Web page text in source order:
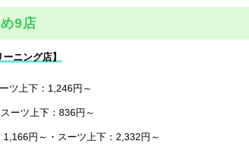
9店
ニング店】
ツ上下：1,246円～
ーツ上下：836円～
1,166円～・スーツ上下：2,332円～